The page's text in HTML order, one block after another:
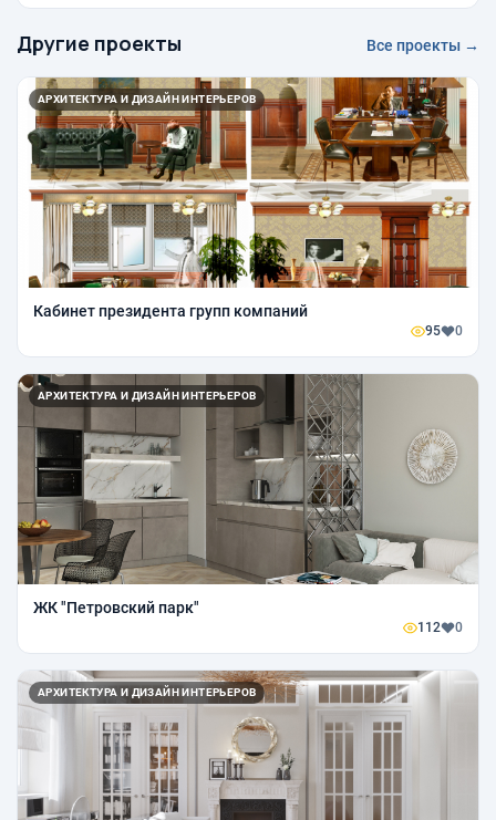
Другие проекты Все проекты →
АРХИТЕКТУРА И ДИЗАЙН ИНТЕРЬЕРОВ
Кабинет президента групп компаний
95 0
АРХИТЕКТУРА И ДИЗАЙН ИНТЕРЬЕРОВ
ЖК "Петровский парк"
112 0
АРХИТЕКТУРА И ДИЗАЙН ИНТЕРЬЕРОВ